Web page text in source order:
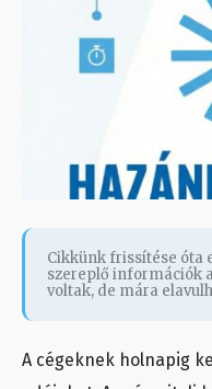
Cikkünk frissítése óta
szereplő információk
voltak, de mára
A cégeknek holnapig